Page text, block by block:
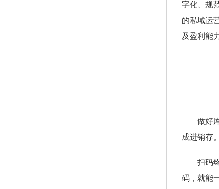
字化、规
的私域运
及盈利能
做好
成进销存
扫码
码，就能